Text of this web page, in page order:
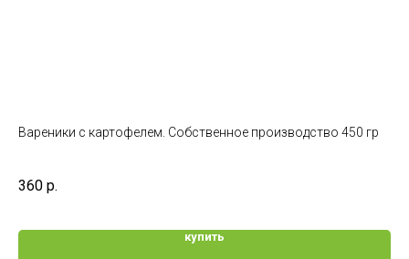
Вареники с картофелем. Собственное производство 450 гр
360 р.
купить